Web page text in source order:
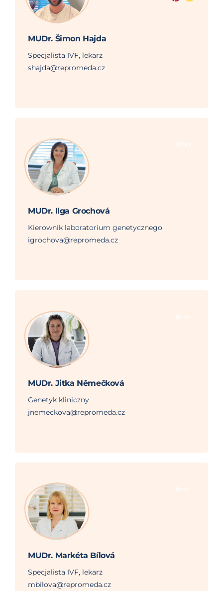
MUDr. Šimon Hajda
Specjalista IVF, lekarz
shajda@repromeda.cz
MUDr. Ilga Grochová
Kierownik laboratorium genetycznego
igrochova@repromeda.cz
MUDr. Jitka Němečková
Genetyk kliniczny
jnemeckova@repromeda.cz
MUDr. Markéta Bílová
Specjalista IVF, lekarz
mbilova@repromeda.cz